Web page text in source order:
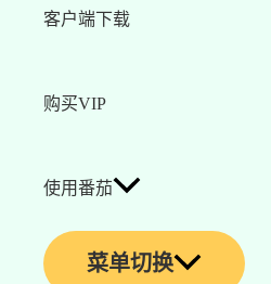
客户端下载
购买VIP
使用番茄
菜单切换